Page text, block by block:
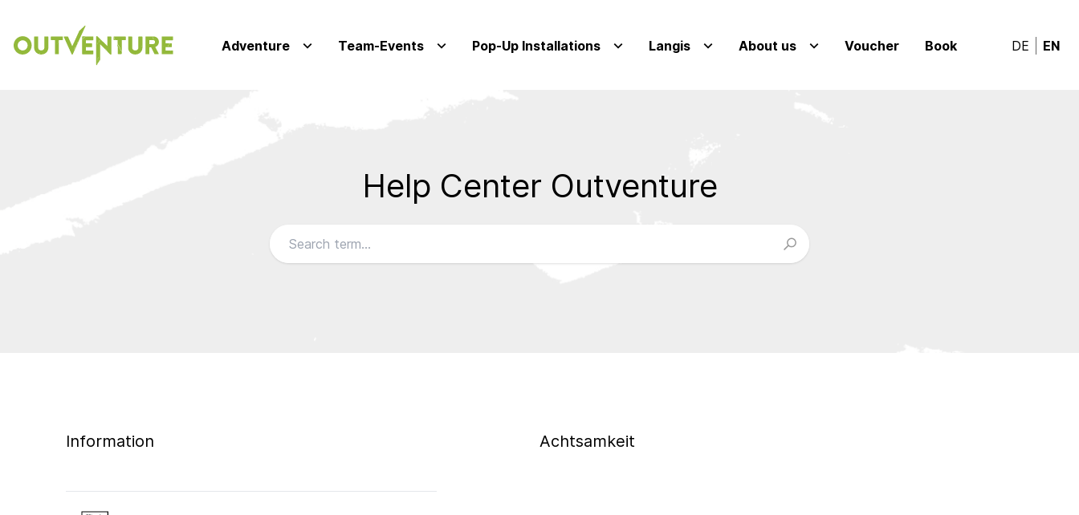
Adventure Team-Events Pop-Up Installations Langis About us Voucher Book DE EN
Help Center Outventure
Information Achtsamkeit